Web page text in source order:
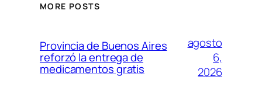
MORE POSTS
Provincia de Buenos Aires
reforzó la entrega de
medicamentos gratis
agosto
6,
2026